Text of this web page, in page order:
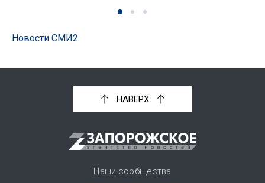
Новости СМИ2
НАВЕРХ
Наши сообщества